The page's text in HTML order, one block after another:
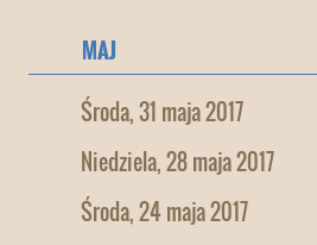
MAJ
Środa, 31 maja 2017
Niedziela, 28 maja 2017
Środa, 24 maja 2017